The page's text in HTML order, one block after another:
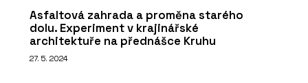
Asfaltová zahrada a proměna starého
dolu. Experiment v krajinářské
architektuře na přednášce Kruhu
27. 5. 2024